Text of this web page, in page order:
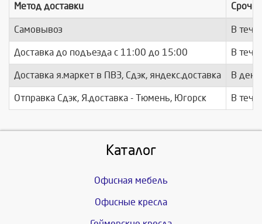
Метод доставки
Самовывоз В
Доставка до подъезда c 11:00 до 15:00 В
Доставка я.маркет в ПВЗ, Сдэк, яндекс.доставка В день
Отправка Сдэк, Я.доставка - Тюмень, Югорск В
Каталог
Офисная мебель
Офисные кресла